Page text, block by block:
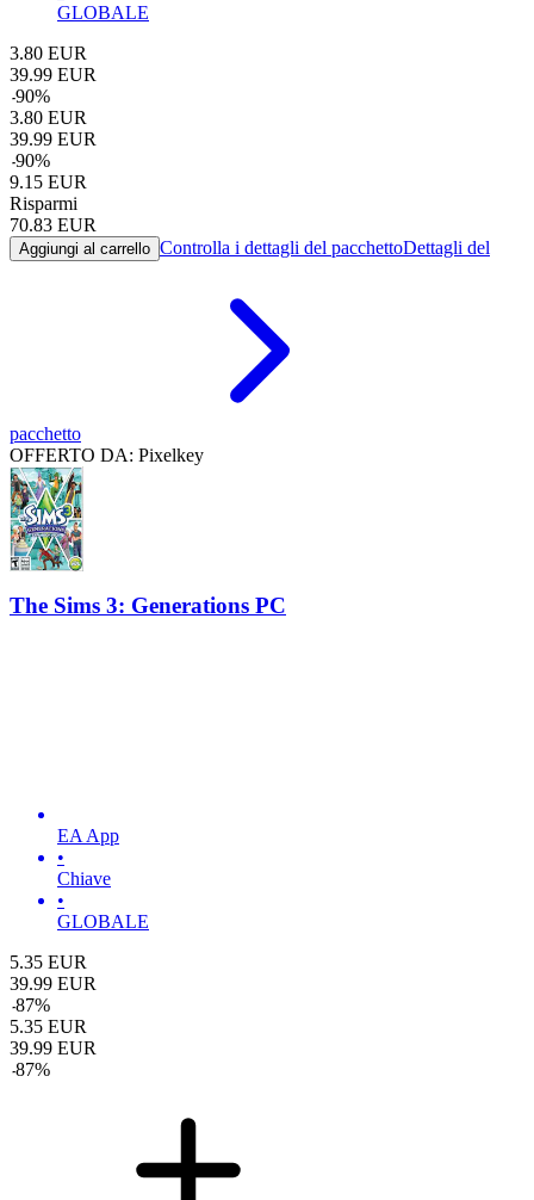
GLOBALE
3.80 EUR
39.99 EUR
-90%
3.80 EUR
39.99 EUR
-90%
9.15 EUR
Risparmi
70.83 EUR
Aggiungi al carrello Controlla i dettagli del pacchettoDettagli del
pacchetto
OFFERTO DA: Pixelkey
The Sims 3: Generations PC
EA App
•
Chiave
•
GLOBALE
5.35 EUR
39.99 EUR
-87%
5.35 EUR
39.99 EUR
-87%